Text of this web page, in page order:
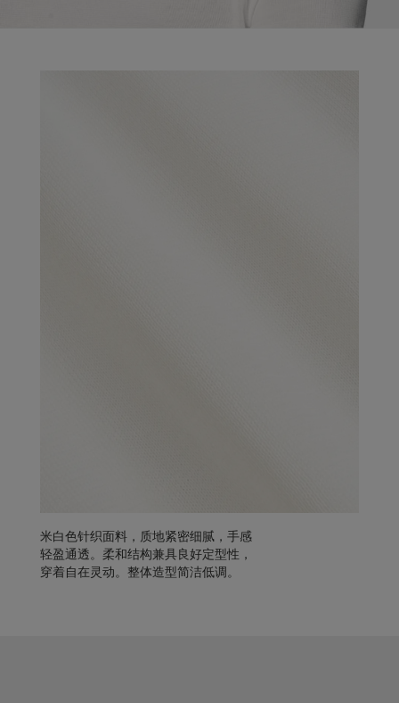
米白色针织面料，质地紧密细腻，手感
轻盈通透。柔和结构兼具良好定型性，
穿着自在灵动。整体造型简洁低调。